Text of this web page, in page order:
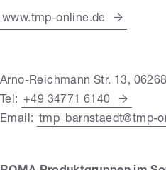
www.tmp-online.de
Arno-Reichmann Str. 13,
Tel: +49 34771 6140
Email: tmp_barnstaedt@tmp-